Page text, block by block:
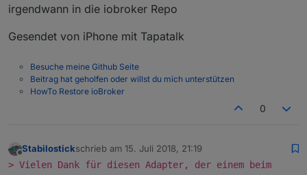
irgendwann in die iobroker Repo
Gesendet von iPhone mit Tapatalk
Besuche meine Github Seite
Beitrag hat geholfen oder willst du mich unterstützen
HowTo Restore ioBroker
0
Offline
Stabilostickschrieb am 15. Juli 2018, 21:19
zuletzt editiert von
> Vielen Dank für diesen Adapter, der einem beim